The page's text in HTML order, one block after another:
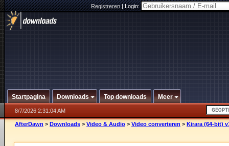
Registreren|Login:
Startpagina Downloads Top downloads Meer
8/7/2026 2:31:04 AM
AfterDawn > Downloads > Video & Audio > Video converteren > Kirara (64-bit)